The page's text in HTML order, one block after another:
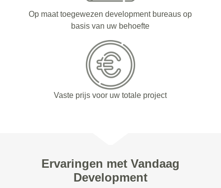
Op maat toegewezen development bureaus op
basis van uw behoefte
Vaste prijs voor uw totale project
Ervaringen met Vandaag
Development